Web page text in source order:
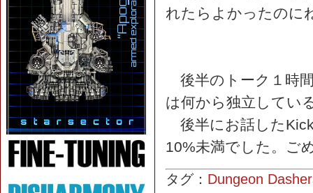
れたらよかったのに
後半のトーク１時
は何から独立してい
後半にお話した
10%未満でした。ご
タグ： Dungeon